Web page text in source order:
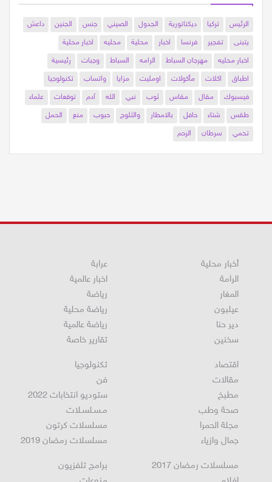
الرئيس تركيا ديكتاتورية الجدول الصيني جنس الجنين
داعش
يتبنى
تفجير فرنسا اخبار محلية محليه
اخبار محلية
اخبار محليه
مهرجان السباط الرامه السباط وجبات
رئيسية
اطباق
اكلات مأكولات اومليت مزايا واتساب
تكنولوجيا
فيسبوك
مقال مقاس ثوب نبي الله آدم توقعات
علماء
طقس
شتاء حافل بالامطار والثلوج حبوب منع
الحمل
تحمي
سرطان الرحم
أخبار محلية
الرامة
المغار
عيلبون
دير حنا
سخنين
عرابة
اخبار عالمية
رياضة
رياضة محلية
رياضة عالمية
تقارير خاصة
اقتصاد
مقالات
مطبخ
صحة وطب
مجلة الحمرا
جمال وازياء
تكنولوجيا
فن
ستوديو انتخابات 2022
مـسـلسـلات
مسلسلات كرتون
مسلسلات رمضان 2019
مسلسلات رمضان 2017
برامج تلفزيون